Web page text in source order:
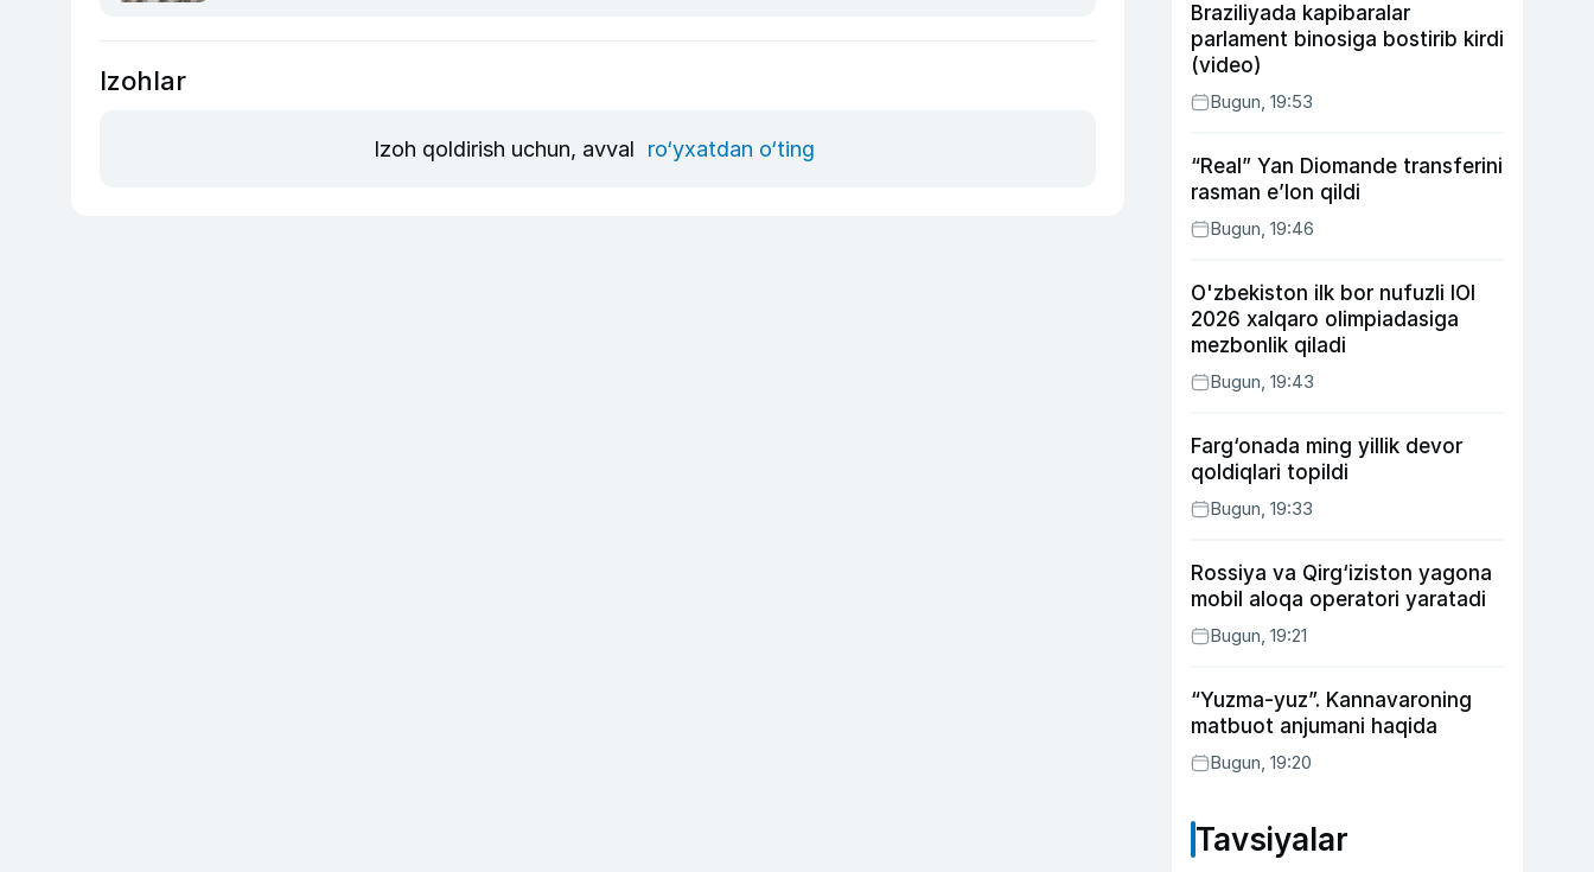
Izohlar
Izoh qoldirish uchun, avval ro‘yxatdan o‘ting
Braziliyada kapibaralar
parlament binosiga bostirib kirdi
(video)
Bugun, 19:53
“Real” Yan Diomande transferini
rasman e’lon qildi
Bugun, 19:46
O'zbekiston ilk bor nufuzli IOI
2026 xalqaro olimpiadasiga
mezbonlik qiladi
Bugun, 19:43
Farg‘onada ming yillik devor
qoldiqlari topildi
Bugun, 19:33
Rossiya va Qirg‘iziston yagona
mobil aloqa operatori yaratadi
Bugun, 19:21
“Yuzma-yuz”. Kannavaroning
matbuot anjumani haqida
Bugun, 19:20
Tavsiyalar